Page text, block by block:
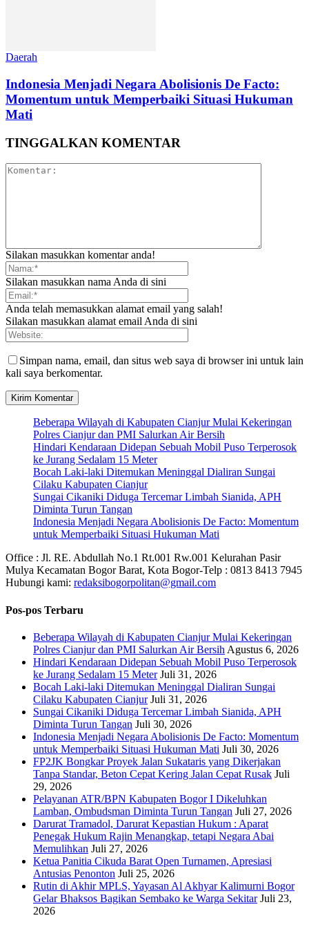
Daerah
‎Indonesia Menjadi Negara Abolisionis De Facto:
Momentum untuk Memperbaiki Situasi Hukuman
Mati
TINGGALKAN KOMENTAR
Silakan masukkan komentar anda!
Silakan masukkan nama Anda di sini
Anda telah memasukkan alamat email yang salah!
Silakan masukkan alamat email Anda di sini
Simpan nama, email, dan situs web saya di browser ini untuk lain
kali saya berkomentar.
Beberapa Wilayah di Kabupaten Cianjur Mulai Kekeringan
Polres Cianjur dan PMI Salurkan Air Bersih
Hindari Kendaraan Didepan Sebuah Mobil Puso Terperosok
ke Jurang Sedalam 15 Meter
Bocah Laki-laki Ditemukan Meninggal Dialiran Sungai
Cilaku Kabupaten Cianjur
Sungai Cikaniki Diduga Tercemar Limbah Sianida, APH
Diminta Turun Tangan
‎Indonesia Menjadi Negara Abolisionis De Facto: Momentum
untuk Memperbaiki Situasi Hukuman Mati
Office : Jl. RE. Abdullah No.1 Rt.001 Rw.001 Kelurahan Pasir
Mulya Kecamatan Bogor Barat, Kota Bogor-Telp : 0813 8413 7945
Hubungi kami: redaksibogorpolitan@gmail.com
Pos-pos Terbaru
Beberapa Wilayah di Kabupaten Cianjur Mulai Kekeringan
Polres Cianjur dan PMI Salurkan Air Bersih Agustus 6, 2026
Hindari Kendaraan Didepan Sebuah Mobil Puso Terperosok
ke Jurang Sedalam 15 Meter Juli 31, 2026
Bocah Laki-laki Ditemukan Meninggal Dialiran Sungai
Cilaku Kabupaten Cianjur Juli 31, 2026
Sungai Cikaniki Diduga Tercemar Limbah Sianida, APH
Diminta Turun Tangan Juli 30, 2026
‎Indonesia Menjadi Negara Abolisionis De Facto: Momentum
untuk Memperbaiki Situasi Hukuman Mati Juli 30, 2026
FP2JK Bongkar Proyek Jalan Sukataris yang Dikerjakan
Tanpa Standar, Beton Cepat Kering Jalan Cepat Rusak Juli
29, 2026
Pelayanan ATR/BPN Kabupaten Bogor I Dikeluhkan
Lamban, Ombudsman Diminta Turun Tangan Juli 27, 2026
Darurat Tramadol, Darurat Kepastian Hukum : Aparat
Penegak Hukum Rajin Menangkap, tetapi Negara Abai
Memulihkan Juli 27, 2026
Ketua Panitia Cikuda Barat Open Turnamen, Apresiasi
Antusias Penonton Juli 25, 2026
Rutin di Akhir MPLS, Yayasan Al Akhyar Kalimurni Bogor
Gelar Bhaksos Bagikan Sembako ke Warga Sekitar Juli 23,
2026